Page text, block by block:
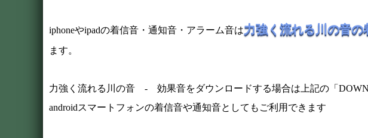
iphoneやipadの着信音・通知音・アラーム音は力強く流れる川の音の
ます。
力強く流れる川の音 - 効果音をダウンロードする場合は上記の「
androidスマートフォンの着信音や通知音としてもご利用できます